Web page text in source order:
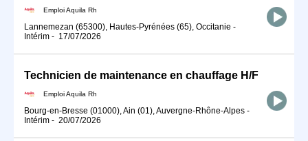
Emploi Aquila Rh
Lannemezan (65300), Hautes-Pyrénées (65), Occitanie -
Intérim - 17/07/2026
Technicien de maintenance en chauffage H/F
Emploi Aquila Rh
Bourg-en-Bresse (01000), Ain (01), Auvergne-Rhône-Alpes -
Intérim - 20/07/2026